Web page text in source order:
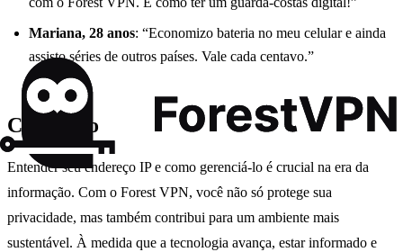
Mariana, 28 anos: “Economizo bateria no meu celular e ainda
assisto séries de outros países. Vale cada centavo.”
Conclusão
Entender seu endereço IP e como gerenciá-lo é crucial na era da
informação. Com o Forest VPN, você não só protege sua
privacidade, mas também contribui para um ambiente mais
sustentável. À medida que a tecnologia avança, estar informado e